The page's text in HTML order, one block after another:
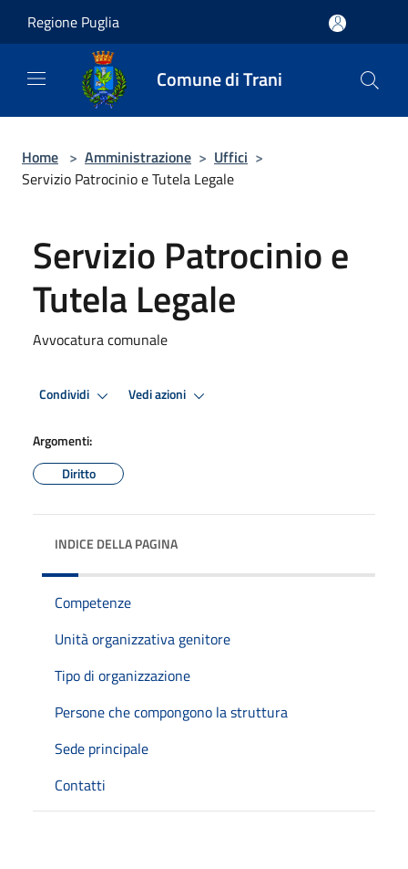
Regione Puglia
Comune di Trani
Home > Amministrazione > Uffici >
Servizio Patrocinio e Tutela Legale
Servizio Patrocinio e
Tutela Legale
Avvocatura comunale
Condividi Vedi azioni
Argomenti:
Diritto
INDICE DELLA PAGINA
Competenze
Unità organizzativa genitore
Tipo di organizzazione
Persone che compongono la struttura
Sede principale
Contatti